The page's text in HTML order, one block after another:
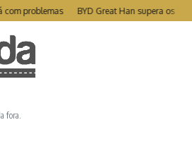
problemas BYD Great Han supera os
fora.